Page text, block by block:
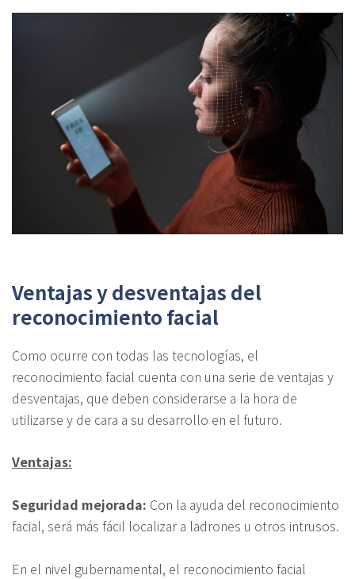
Ventajas y desventajas del
reconocimiento facial
Como ocurre con todas las tecnologías, el
reconocimiento facial cuenta con una serie de ventajas y
desventajas, que deben considerarse a la hora de
utilizarse y de cara a su desarrollo en el futuro.
Ventajas:
Seguridad mejorada: Con la ayuda del reconocimiento
facial, será más fácil localizar a ladrones u otros intrusos.
En el nivel gubernamental, el reconocimiento facial